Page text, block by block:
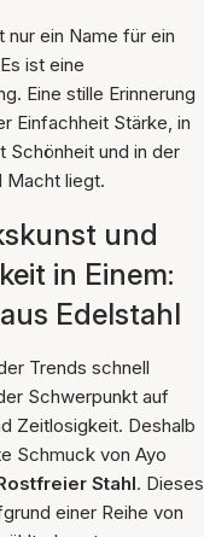
nur ein Name für ein
ist eine
Eine stille Erinnerung
Einfachheit Stärke, in
Schönheit und in der
Macht liegt.
und
in Einem:
Edelstahl
Trends schnell
Schwerpunkt auf
Zeitlosigkeit. Deshalb
Schmuck von Ayo
Stahl. Dieses
einer Reihe von